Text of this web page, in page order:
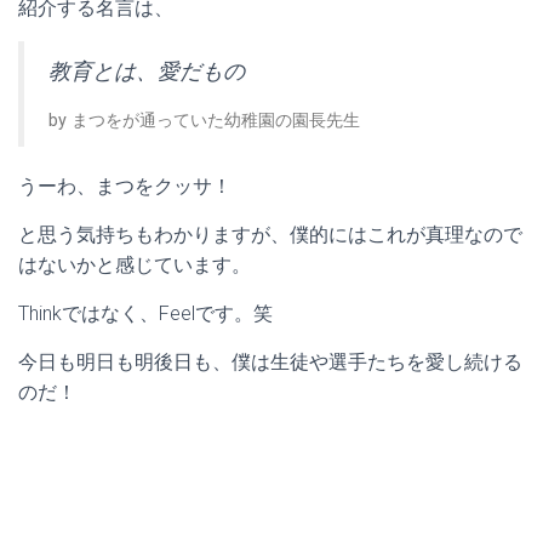
紹介する名言は、
教育とは、愛だもの
by まつをが通っていた幼稚園の園長先生
うーわ、まつをクッサ！
と思う気持ちもわかりますが、僕的にはこれが真理なので
はないかと感じています。
Thinkではなく、Feelです。笑
今日も明日も明後日も、僕は生徒や選手たちを愛し続ける
のだ！